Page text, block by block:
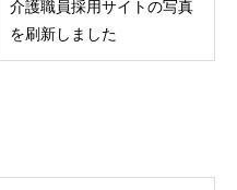
介護職員採用サイトの写真
を刷新しました